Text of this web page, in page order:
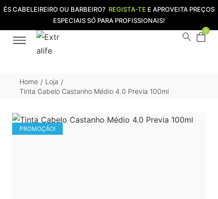
ÉS CABELEIREIRO OU BARBEIRO? REGISTA-TE E APROVEITA PREÇOS
ESPECIAIS SÓ PARA PROFISSIONAIS!
0
Home / Loja /
Tinta Cabelo Castanho Médio 4.0 Previa 100ml
PROMOÇÃO!